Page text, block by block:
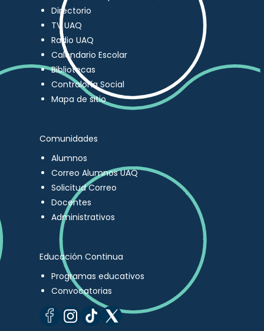
Directorio
TV UAQ
Radio UAQ
Calendario Escolar
Bibliotecas
Contraloría Social
Mapa de sitio
Comunidades
Alumnos
Correo Alumnos UAQ
Solicitud Correo
Docentes
Administrativos
Educación Continua
Programas educativos
Convocatorias